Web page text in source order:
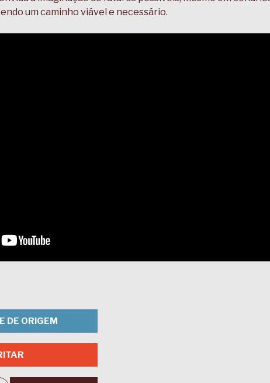
um caminho viável e necessário.
DE ORIGEM